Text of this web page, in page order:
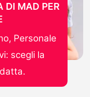
DI MAD PER
Personale
scegli la